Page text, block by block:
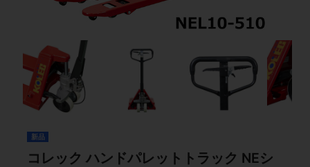
新品
コレック ハンドパレットトラック NEシ